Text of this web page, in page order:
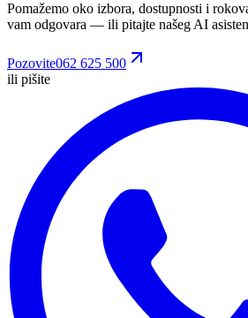
Pomažemo oko izbora, dostupnosti i
vam odgovara — ili pitajte našeg AI
Pozovite062 625 500
ili pišite